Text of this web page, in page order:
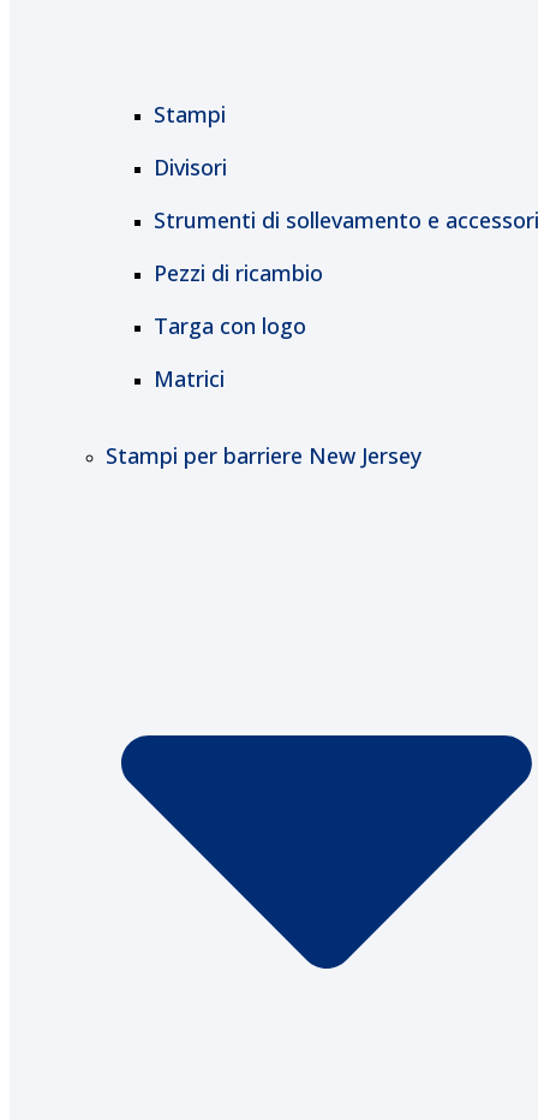
Stampi
Divisori
Strumenti di sollevamento e accessori
Pezzi di ricambio
Targa con logo
Matrici
Stampi per barriere New Jersey